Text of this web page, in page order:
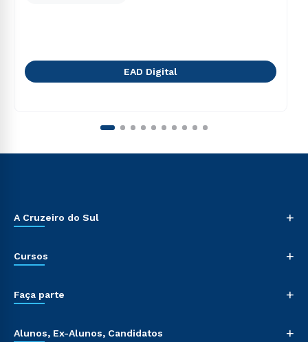
EAD Digital
A Cruzeiro do Sul +
Cursos +
Faça parte +
Alunos, Ex-Alunos, Candidatos +